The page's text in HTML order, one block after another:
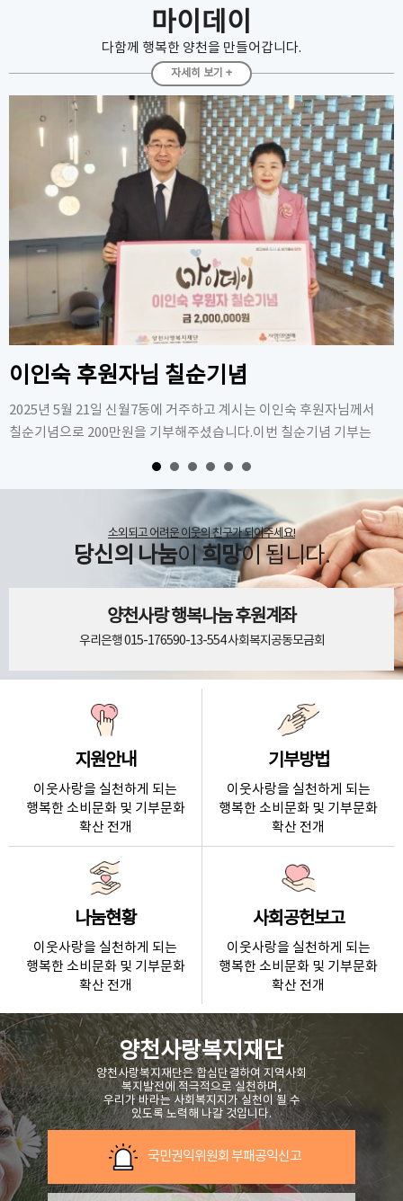
마이데이
다함께 행복한 양천을 만들어갑니다.
자세히 보기 +
이인숙 후원자님 칠순기념
2025년 5월 21일 신월7동에 거주하고 계시는 이인숙 후원자님께서
칠순기념으로 200만원을 기부해주셨습니다.이번 칠순기념 기부는
소외되고 어려운 이웃의 친구가 되어주세요!
당신의 나눔이희망이 됩니다.
양천사랑 행복나눔 후원계좌
우리은행 015-176590-13-554 사회복지공동모금회
지원안내
이웃사랑을 실천하게 되는
행복한 소비문화 및 기부문화
확산 전개
기부방법
이웃사랑을 실천하게 되는
행복한 소비문화 및 기부문화
확산 전개
나눔현황
이웃사랑을 실천하게 되는
행복한 소비문화 및 기부문화
확산 전개
사회공헌보고
이웃사랑을 실천하게 되는
행복한 소비문화 및 기부문화
확산 전개
양천사랑복지재단
양천사랑복지재단은 합심단결하여 지역사회
복지발전에 적극적으로 실천하며,
우리가 바라는 사회복지지가 실천이 될 수
있도록 노력해 나갈 것입니다.
국민권익위원회 부패공익신고